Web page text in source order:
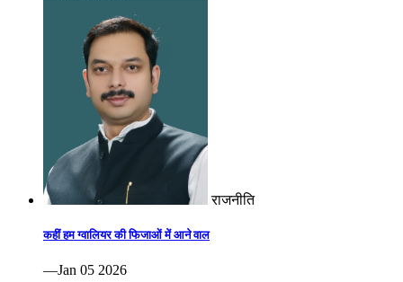
राजनीति
कहीं हम ग्वालियर की फिजाओं में आने वाल
—Jan 05 2026